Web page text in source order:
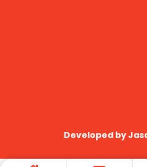
Developed by